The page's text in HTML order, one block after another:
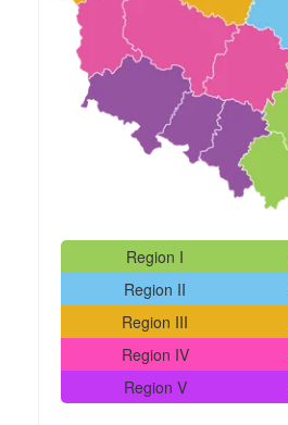
Region I
Region II
Region III
Region IV
Region V